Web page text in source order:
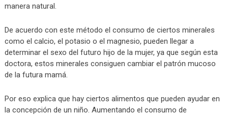
manera natural.
De acuerdo con este método el consumo de ciertos minerales
como el calcio, el potasio o el magnesio, pueden llegar a
determinar el sexo del futuro hijo de la mujer, ya que según esta
doctora, estos minerales consiguen cambiar el patrón mucoso
de la futura mamá.
Por eso explica que hay ciertos alimentos que pueden ayudar en
la concepción de un niño. Aumentando el consumo de